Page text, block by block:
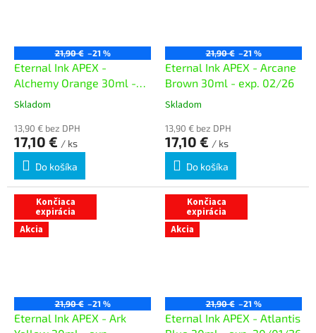
21,90 € –21 %
Eternal Ink APEX -
Alchemy Orange 30ml -
exp. 02/26
Skladom
13,90 € bez DPH
17,10 € / ks
Do košíka
21,90 € –21 %
Eternal Ink APEX - Arcane
Brown 30ml - exp. 02/26
Skladom
13,90 € bez DPH
17,10 € / ks
Do košíka
Končiaca
expirácia
Akcia
21,90 € –21 %
Eternal Ink APEX - Ark
Končiaca
expirácia
Akcia
21,90 € –21 %
Eternal Ink APEX - Atlantis